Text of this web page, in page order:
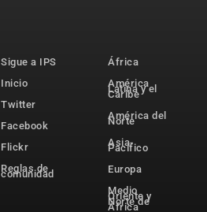
Sigue a IPS
Inicio
Twitter
Facebook
Flickr
Reglas de
comunidad
África
América
Latina y el
Caribe
América del
Norte
Asia-
Pacífico
Europa
Medio
Oriente y
Norte de
África